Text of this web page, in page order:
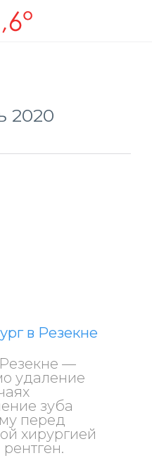
2020
в Резекне
—
удаление
зуба
перед
хирургией